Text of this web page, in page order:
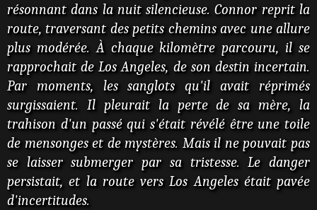
résonnant dans la nuit silencieuse. Connor reprit la
route, traversant des petits chemins avec une allure
plus modérée. À chaque kilomètre parcouru, il se
rapprochait de Los Angeles, de son destin incertain.
Par moments, les sanglots qu'il avait réprimés
surgissaient. Il pleurait la perte de sa mère, la
trahison d'un passé qui s'était révélé être une toile
de mensonges et de mystères. Mais il ne pouvait pas
se laisser submerger par sa tristesse. Le danger
persistait, et la route vers Los Angeles était pavée
d'incertitudes.